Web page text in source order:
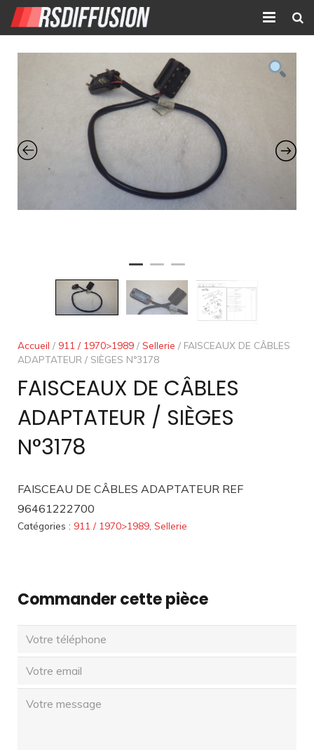
Accueil
Nouvelles annonces
Annonces prolongées
Atelier mécanique
Accueil / 911 / 1970>1989 / Sellerie / FAISCEAUX DE CÂBLES
ADAPTATEUR / SIÈGES N°3178
FAISCEAUX DE CÂBLES
ADAPTATEUR / SIÈGES
N°3178
FAISCEAU DE CÂBLES ADAPTATEUR REF
96461222700
Catégories : 911 / 1970>1989 Sellerie
Commander cette pièce